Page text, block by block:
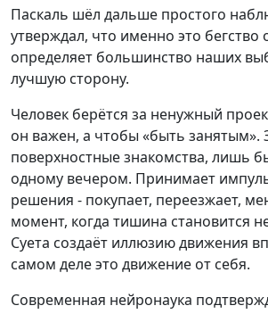
Паскаль шёл дальше простого
утверждал, что именно это бегство
определяет большинство наших
лучшую сторону.
Человек берётся за ненужный
он важен, а чтобы «быть занятым».
поверхностные знакомства, лишь
одному вечером. Принимает
решения - покупает, переезжает,
момент, когда тишина становится
Суета создаёт иллюзию движения
самом деле это движение от себя.
Современная нейронаука